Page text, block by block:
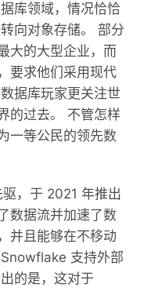
库领域，情况恰恰
向对象存储。 部分
大的大型企业，而
要求他们采用现代
据库玩家更关注世
的过去。 不管怎样
一等公民的领先数
，于 2021 年推出
数据流并加速了数
并且能够在不移动
支持外部
的是，这对于